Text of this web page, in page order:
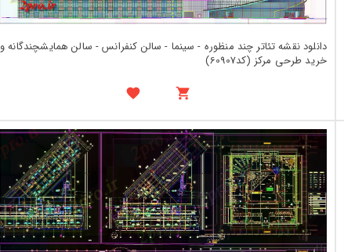
دانلود نقشه تئاتر چند منظوره - سینما - سالن کنفرانس - سالن همایشچندگانه و
خرید طرحی مرکز (کد60907)